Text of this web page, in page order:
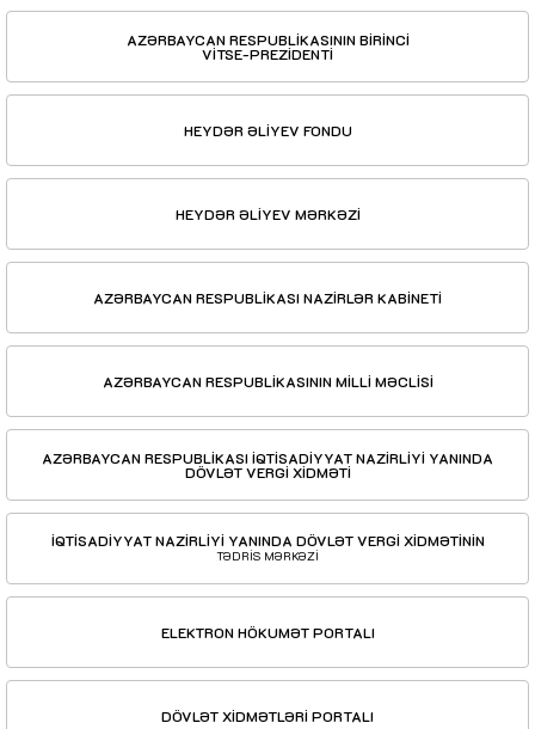
AZƏRBAYCAN RESPUBLİKASININ BİRİNCİ
VİTSE-PREZİDENTİ
HEYDƏR ƏLİYEV FONDU
HEYDƏR ƏLİYEV MƏRKƏZİ
AZƏRBAYCAN RESPUBLİKASI NAZİRLƏR KABİNETİ
AZƏRBAYCAN RESPUBLİKASININ MİLLİ MƏCLİSİ
AZƏRBAYCAN RESPUBLİKASI İQTİSADİYYAT NAZİRLİYİ YANINDA
DÖVLƏT VERGİ XİDMƏTİ
İQTİSADİYYAT NAZİRLİYİ YANINDA DÖVLƏT VERGİ XİDMƏTİNİN
TƏDRİS MƏRKƏZİ
ELEKTRON HÖKUMƏT PORTALI
DÖVLƏT XİDMƏTLƏRİ PORTALI